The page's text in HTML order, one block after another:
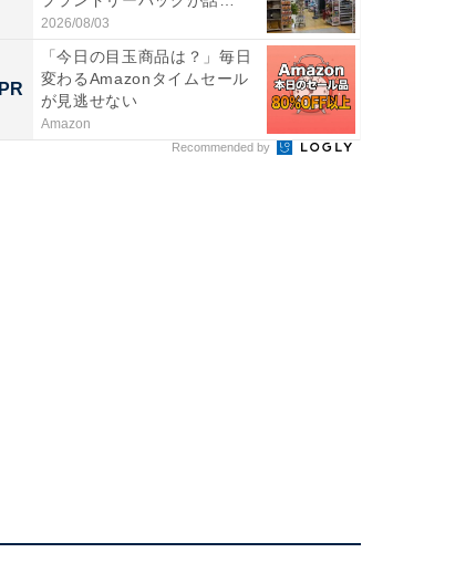
題。“さま...
2026/08/03
PR
「今日の目玉商品は？」毎日
変わるAmazonタイムセール
が見逃せない
Amazon
Recommended by